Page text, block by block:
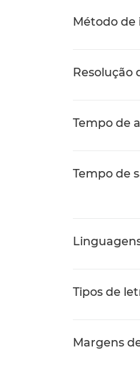
Método de
Resolução
Tempo de
Tempo de
Tipos de
Margens